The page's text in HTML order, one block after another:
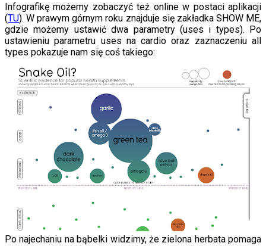
Infografikę możemy zobaczyć też online w postaci aplikacji
(TU). W prawym górnym roku znajduje się zakładka SHOW ME,
gdzie możemy ustawić dwa parametry (uses i types). Po
ustawieniu parametru uses na cardio oraz zaznaczeniu all
types pokazuje nam się coś takiego:
Po najechaniu na bąbelki widzimy, że zielona herbata pomaga